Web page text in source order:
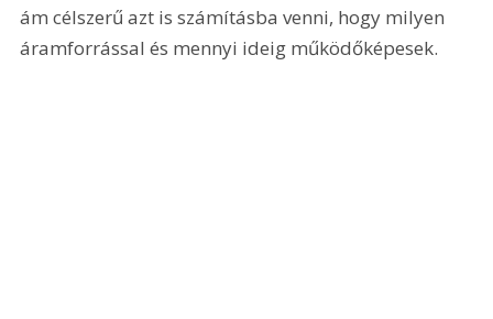
ám célszerű azt is számításba venni, hogy milyen
áramforrással és mennyi ideig működőképesek.